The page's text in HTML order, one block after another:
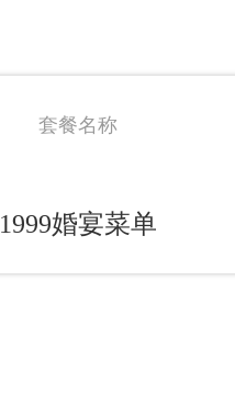
套餐名称
1999婚宴菜单